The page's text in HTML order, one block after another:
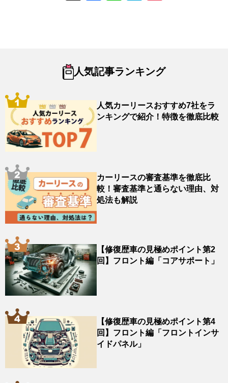
人気記事ランキング
人気カーリースおすすめ7社をラ
ンキングで紹介！特徴を徹底比較
カーリースの審査基準を徹底比
較！審査基準と通らない理由、対
処法も解説
【修復歴車の見極めポイント第2
回】フロント編「コアサポート」
【修復歴車の見極めポイント第4
回】フロント編「フロントインサ
イドパネル」